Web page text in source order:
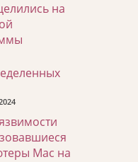
на
Mac на